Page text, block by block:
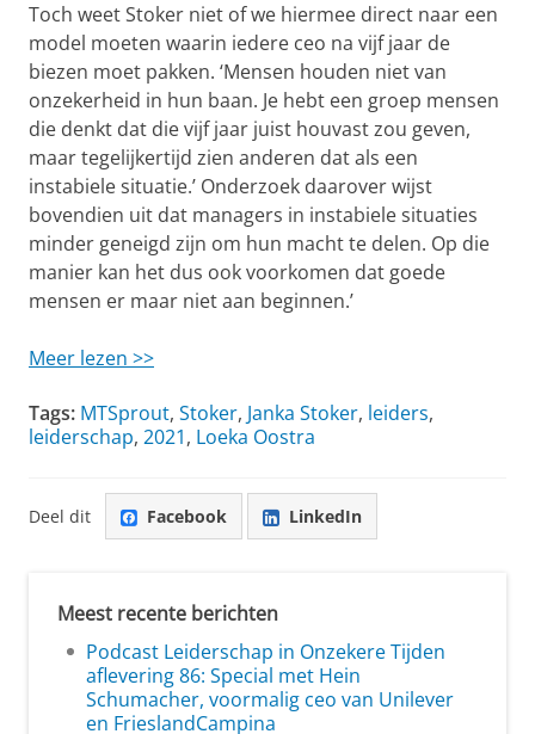
Toch weet Stoker niet of we hiermee direct naar een
model moeten waarin iedere ceo na vijf jaar de
biezen moet pakken. ‘Mensen houden niet van
onzekerheid in hun baan. Je hebt een groep mensen
die denkt dat die vijf jaar juist houvast zou geven,
maar tegelijkertijd zien anderen dat als een
instabiele situatie.’ Onderzoek daarover wijst
bovendien uit dat managers in instabiele situaties
minder geneigd zijn om hun macht te delen. Op die
manier kan het dus ook voorkomen dat goede
mensen er maar niet aan beginnen.’
Meer lezen >>
Tags: MTSprout, Stoker, Janka Stoker, leiders,
leiderschap, 2021, Loeka Oostra
Deel dit Facebook LinkedIn
Meest recente berichten
Podcast Leiderschap in Onzekere Tijden
aflevering 86: Special met Hein
Schumacher, voormalig ceo van Unilever
en FrieslandCampina